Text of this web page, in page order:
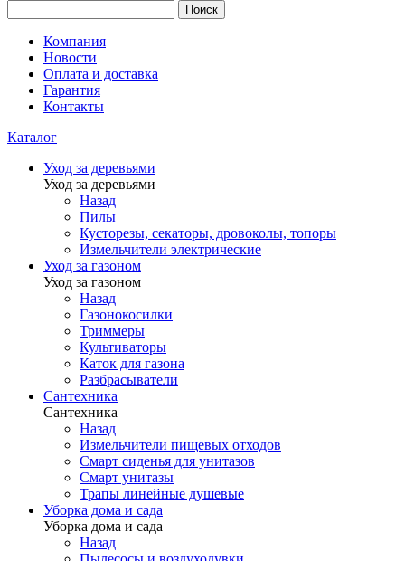
Поиск
Компания
Новости
Оплата и доставка
Гарантия
Контакты
Каталог
Уход за деревьями
Уход за деревьями
Назад
Пилы
Кусторезы, секаторы, дровоколы, топоры
Измельчители электрические
Уход за газоном
Уход за газоном
Назад
Газонокосилки
Триммеры
Культиваторы
Каток для газона
Разбрасыватели
Сантехника
Сантехника
Назад
Измельчители пищевых отходов
Смарт сиденья для унитазов
Смарт унитазы
Трапы линейные душевые
Уборка дома и сада
Уборка дома и сада
Назад